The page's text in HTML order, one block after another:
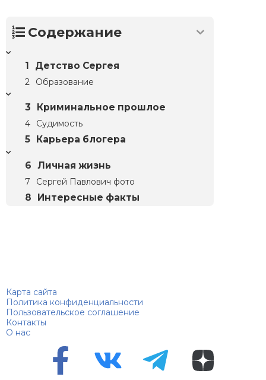
Содержание
Детство Сергея
Образование
Криминальное прошлое
Судимость
Карьера блогера
Личная жизнь
Сергей Павлович фото
Интересные факты
Карта сайта
Политика конфиденциальности
Пользовательское соглашение
Контакты
О нас